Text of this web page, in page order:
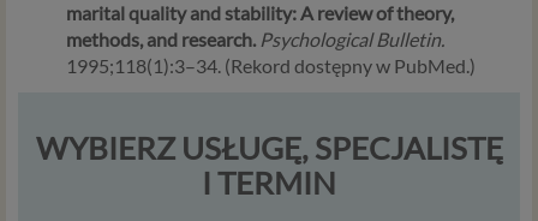
marital quality and stability: A review of theory,
methods, and research. Psychological Bulletin.
1995;118(1):3–34. (Rekord dostępny w PubMed.)
WYBIERZ USŁUGĘ, SPECJALISTĘ
I TERMIN
Twoje dane, w ramach naszych usług, przetwarzane będą
wyłącznie w przypadku posiadania przez nas lub inny
podmiot przetwarzający dane jednej z dopuszczonych
powyżej. Twoje dane przetwarzane będą do czasu
istnienia podstawy do ich przetwarzania – czyli w